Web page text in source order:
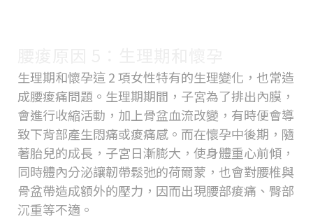
生理期和懷孕這 2 項女性特有的生理變化，也常造
成腰痠痛問題。生理期期間，子宮為了排出內膜，
會進行收縮活動，加上骨盆血流改變，有時便會導
致下背部產生悶痛或痠痛感。而在懷孕中後期，隨
著胎兒的成長，子宮日漸膨大，使身體重心前傾，
同時體內分泌讓韌帶鬆弛的荷爾蒙，也會對腰椎與
骨盆帶造成額外的壓力，因而出現腰部痠痛、臀部
沉重等不適。